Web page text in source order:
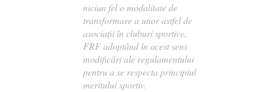
niciun fel o modalitate de
transformare a unor astfel de
asociaţii în cluburi sportive,
FRF adoptând în acest sens
modificări ale regulamentului
pentru a se respecta principiul
meritului sportiv.